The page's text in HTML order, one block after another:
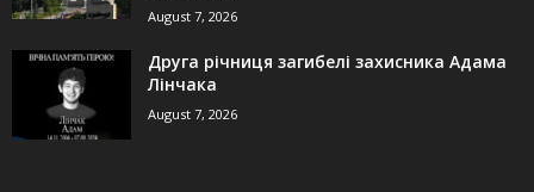
August 7, 2026
Друга річниця загибелі захисника Адама
Лінчака
August 7, 2026